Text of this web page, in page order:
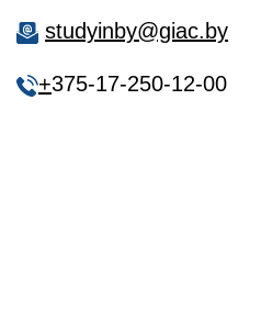
studyinby@giac.by
+375-17-250-12-00